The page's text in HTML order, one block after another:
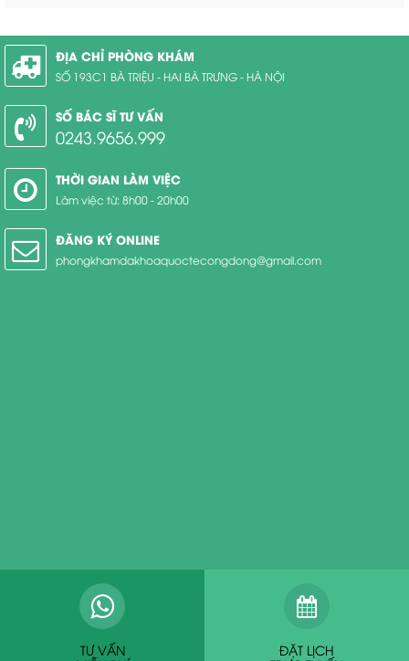
ĐỊA CHỈ PHÒNG KHÁM
SỐ 193C1 BÀ TRIỆU - HAI BÀ TRƯNG - HÀ NỘI
SỐ BÁC SĨ TƯ VẤN
0243.9656.999
THỜI GIAN LÀM VIỆC
Làm việc từ: 8h00 - 20h00
ĐĂNG KÝ ONLINE
phongkhamdakhoaquoctecongdong@gmail.com
TƯ VẤN
ĐẶT LỊCH